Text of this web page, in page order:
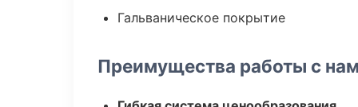
Гальваническое покрытие
Преимущества работы с